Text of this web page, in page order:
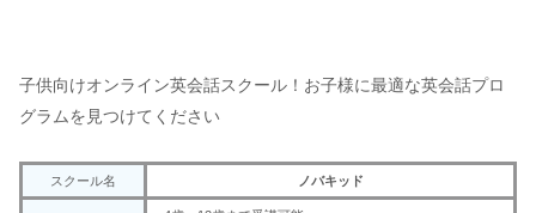
子供向けオンライン英会話スクール！お子様に最適な英会話プロ
グラムを見つけてください
スクール名 ノバキッド